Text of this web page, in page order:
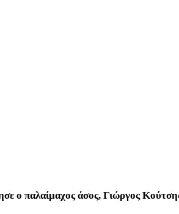
ο παλαίμαχος άσος, Γιώργος